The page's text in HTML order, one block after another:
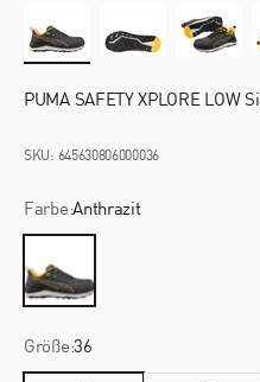
PUMA SAFETY XPLORE LOW
SKU: 645630806000036
Farbe:Anthrazit
Größe:36